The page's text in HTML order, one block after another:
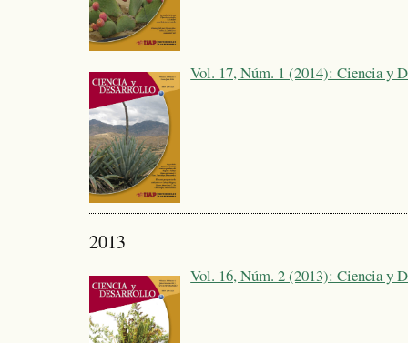
Vol. 17, Núm. 1 (2014): Ciencia y
2013
Vol. 16, Núm. 2 (2013): Ciencia y